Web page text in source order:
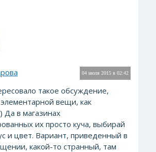
04 июля 2015 в 02:42
такое обсуждение,
вещи, как
Да в магазинах
их просто куча, выбирай
и цвет. Вариант, приведенный в
какой-то странный, там